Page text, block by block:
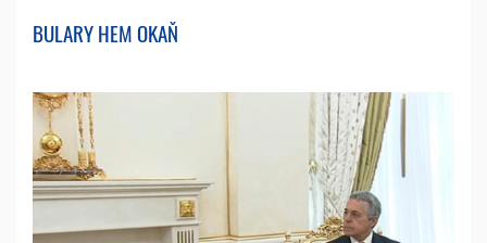
BULARY HEM OKAŇ